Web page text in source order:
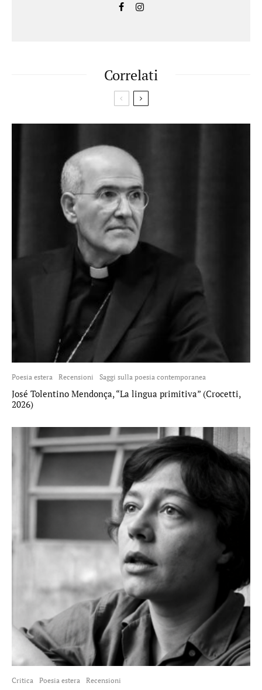
Correlati
Poesia estera Recensioni Saggi sulla poesia contemporanea
José Tolentino Mendonça, “La lingua primitiva” (Crocetti,
2026)
Critica Poesia estera Recensioni